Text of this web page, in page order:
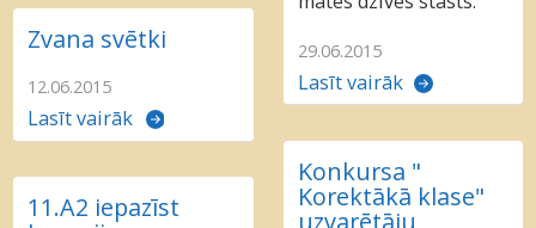
29.06.2015
Lasīt vairāk
Zvana svētki
12.06.2015
Lasīt vairāk
Konkursa "
Korektākā klase"
uzvarētāju
11.A2 iepazīst